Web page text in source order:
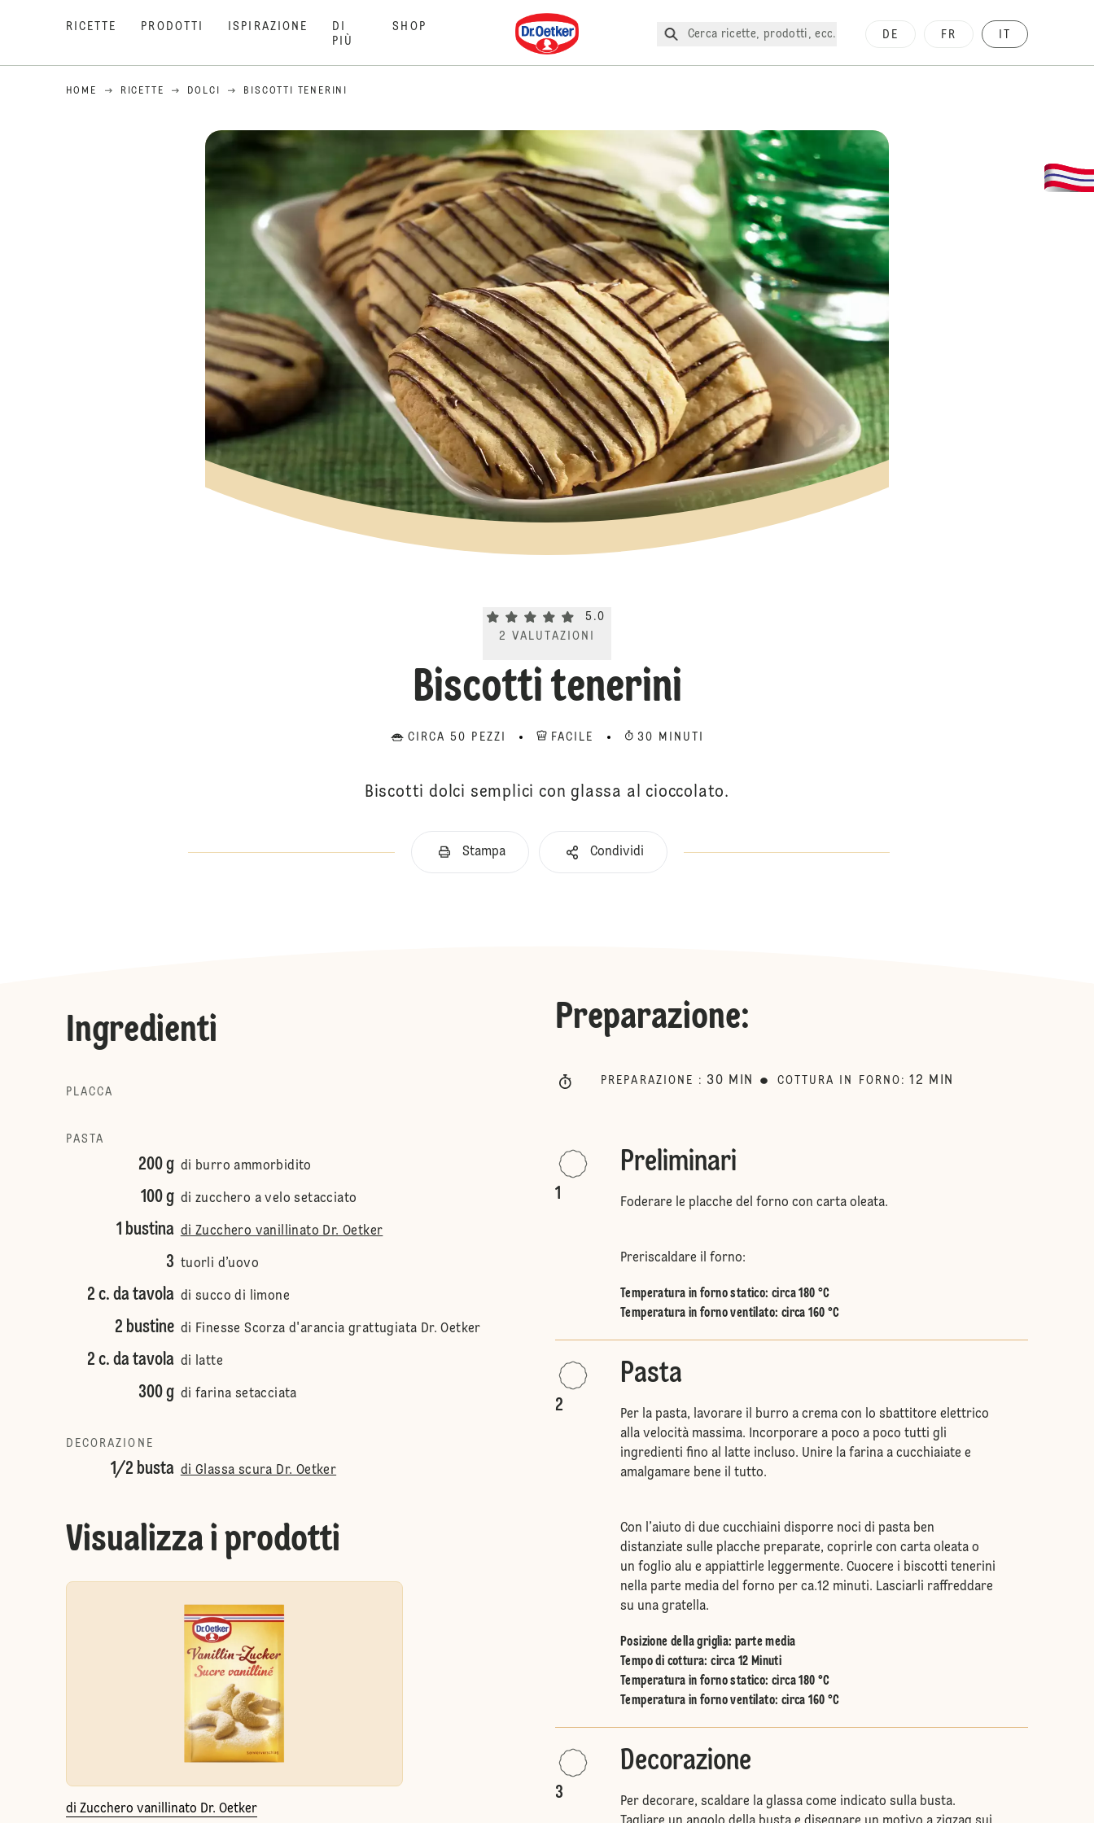
RICETTE PRODOTTI ISPIRAZIONE
DI
PIÙ
SHOP Dr. Oetker
Cerca ricette, prodotti, ecc. DE FR
HOME RICETTE DOLCI BISCOTTI TENERINI
Current rating 5.0. Click to rate.
5.0
2
VALUTAZIONI
Biscotti tenerini
CIRCA 50 PEZZI FACILE 30 MINUTI
Biscotti dolci semplici con glassa al cioccolato.
Stampa Condividi
Ingredienti
PLACCA
PASTA
200 g di burro ammorbidito
100 g di zucchero a velo setacciato
1 bustina di Zucchero vanillinato Dr. Oetker
3 tuorli d’uovo
2 c. da tavola di succo di limone
2 bustine di Finesse Scorza d'arancia grattugiata Dr. Oetker
2 c. da tavola di latte
300 g di farina setacciata
DECORAZIONE
1/2 busta di Glassa scura Dr. Oetker
Visualizza i prodotti
di Zucchero vanillinato Dr. Oetker
Preparazione:
PREPARAZIONE : 30 MIN COTTURA IN FORNO : 12 MIN
1
Preliminari
Foderare le placche del forno con carta oleata.
Preriscaldare il forno:
Temperatura in forno statico: circa 180 °C
Temperatura in forno ventilato: circa 160 °C
2
Pasta
Per la pasta, lavorare il burro a crema con lo sbattitore elettrico
alla velocità massima. Incorporare a poco a poco tutti gli
ingredienti fino al latte incluso. Unire la farina a cucchiaiate e
amalgamare bene il tutto.
Con l’aiuto di due cucchiaini disporre noci di pasta ben
distanziate sulle placche preparate, coprirle con carta oleata o
un foglio alu e appiattirle leggermente. Cuocere i biscotti tenerini
nella parte media del forno per ca.12 minuti. Lasciarli raffreddare
su una gratella.
Posizione della griglia:parte media
Tempo di cottura: circa 12 Minuti
Temperatura in forno statico: circa 180 °C
Temperatura in forno ventilato: circa 160 °C
3
Decorazione
Per decorare, scaldare la glassa come indicato sulla busta.